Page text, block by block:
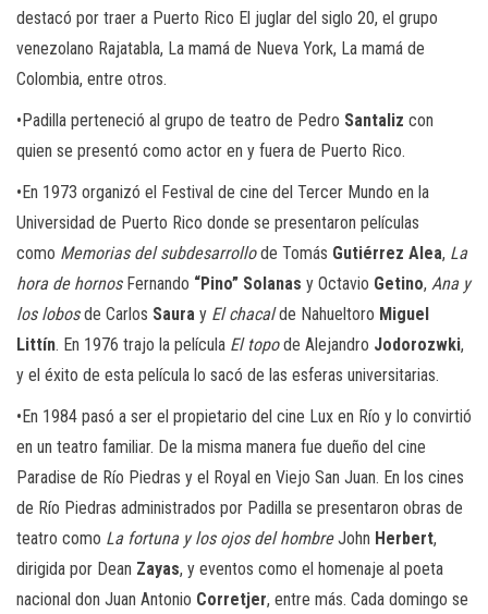
destacó por traer a Puerto Rico El juglar del siglo 20, el grupo
venezolano Rajatabla, La mamá de Nueva York, La mamá de
Colombia, entre otros.
•Padilla perteneció al grupo de teatro de Pedro Santaliz con
quien se presentó como actor en y fuera de Puerto Rico.
•En 1973 organizó el Festival de cine del Tercer Mundo en la
Universidad de Puerto Rico donde se presentaron películas
como Memorias del subdesarrollode Tomás Gutiérrez Alea, La
hora de hornosFernando “Pino” Solanas y Octavio Getino, Ana y
los lobosde Carlos Saura y El chacalde Nahueltoro Miguel
Littín. En 1976 trajo la película El topode Alejandro Jodorozwki,
y el éxito de esta película lo sacó de las esferas universitarias.
•En 1984 pasó a ser el propietario del cine Lux en Río y lo convirtió
en un teatro familiar. De la misma manera fue dueño del cine
Paradise de Río Piedras y el Royal en Viejo San Juan. En los cines
de Río Piedras administrados por Padilla se presentaron obras de
teatro como La fortuna y los ojos del hombreJohn Herbert,
dirigida por Dean Zayas, y eventos como el homenaje al poeta
nacional don Juan Antonio Corretjer, entre más. Cada domingo se